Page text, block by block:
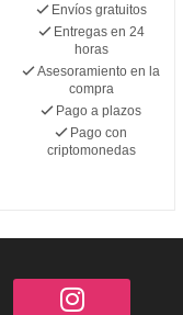
Envíos gratuitos
Entregas en 24
horas
Asesoramiento en la
compra
Pago a plazos
Pago con
criptomonedas